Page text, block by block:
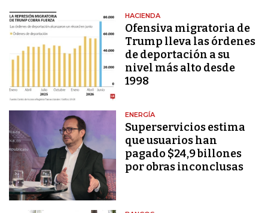
HACIENDA
Ofensiva migratoria de
Trump lleva las órdenes
de deportación a su
nivel más alto desde
1998
ENERGÍA
Superservicios estima
que usuarios han
pagado $24,9 billones
por obras inconclusas